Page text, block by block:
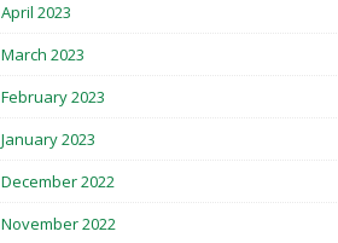
April 2023
March 2023
February 2023
January 2023
December 2022
November 2022